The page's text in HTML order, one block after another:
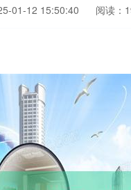
01-12 15:50:40 阅读：